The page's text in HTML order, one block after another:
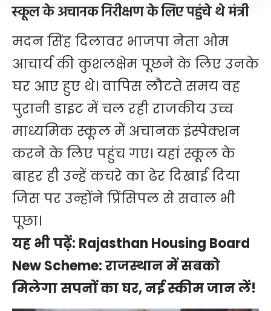
स्कूल के अचानक निरीक्षण के लिए पहुंचे थे मंत्री
मदन सिंह दिलावर भाजपा नेता ओम
आचार्य की कुशलक्षेम पूछने के लिए उनके
घर आए हुए थे। वापिस लौटते समय वह
पुरानी डाइट में चल रही राजकीय उच्च
माध्यमिक स्कूल में अचानक इंस्पेक्शन
करने के लिए पहुंच गए। यहां स्कूल के
बाहर ही उन्हें कचरे का ढेर दिखाई दिया
जिस पर उन्होंने प्रिंसिपल से सवाल भी
पूछा।
यह भी पढ़ें: Rajasthan Housing Board
New Scheme: राजस्‍थान में सबको
मिलेगा सपनों का घर, नई स्कीम जान लें!